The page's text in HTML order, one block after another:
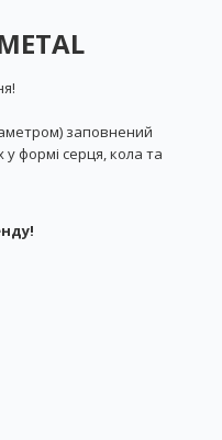
заповнений
формі серця, кола та